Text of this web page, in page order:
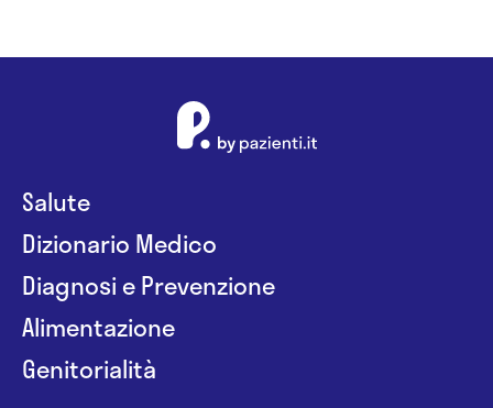
Salute
Dizionario Medico
Diagnosi e Prevenzione
Alimentazione
Genitorialità